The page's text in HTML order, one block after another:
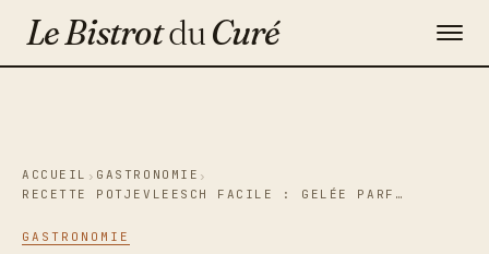
Le BistrotduCuré
Maison & Décoration
ACCUEIL › GASTRONOMIE ›
RECETTE POTJEVLEESCH FACILE : GELÉE PARF…
GASTRONOMIE